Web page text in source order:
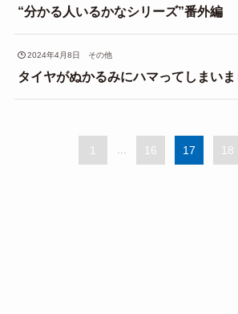
“分かる人いるかなシリーズ”番外編
2024年4月8日 その他
タイヤがぬかるみにハマってしまいま
1 ... 16 17 18